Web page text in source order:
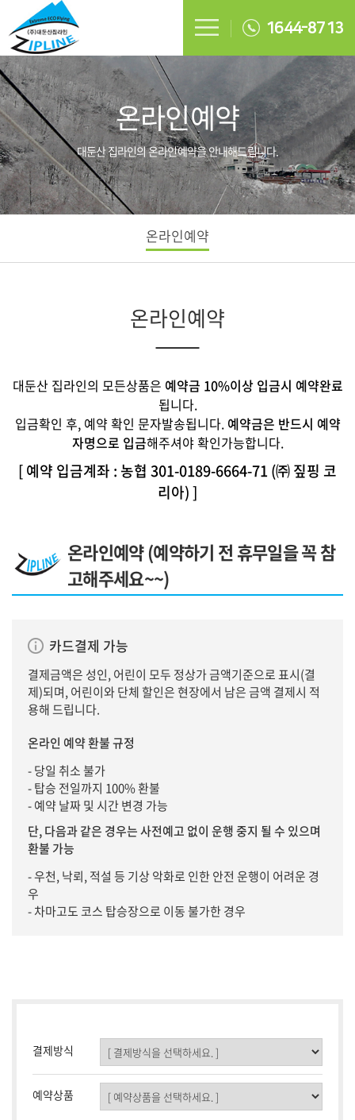
1644-8713
온라인예약
대둔산 집라인의 온라인예약을 안내해드립니다.
온라인예약
온라인예약
대둔산 집라인의 모든상품은 예약금 10%이상 입금시 예약완료
됩니다.
입금확인 후, 예약 확인 문자발송됩니다. 예약금은 반드시 예약
자명으로 입금해주셔야 확인가능합니다.
[ 예약 입금계좌 : 농협 301-0189-6664-71 (㈜ 짚핑 코
리아) ]
온라인예약 (예약하기 전 휴무일을 꼭 참
고해주세요~~)
카드결제 가능
결제금액은 성인, 어린이 모두 정상가 금액기준으로 표시(결
제)되며, 어린이와 단체 할인은 현장에서 남은 금액 결제시 적
용해 드립니다.
온라인 예약 환불 규정
- 당일 취소 불가
- 탑승 전일까지 100% 환불
- 예약 날짜 및 시간 변경 가능
단, 다음과 같은 경우는 사전예고 없이 운행 중지 될 수 있으며
환불 가능
- 우천, 낙뢰, 적설 등 기상 악화로 인한 안전 운행이 어려운 경
우
- 차마고도 코스 탑승장으로 이동 불가한 경우
결제방식
예약상품